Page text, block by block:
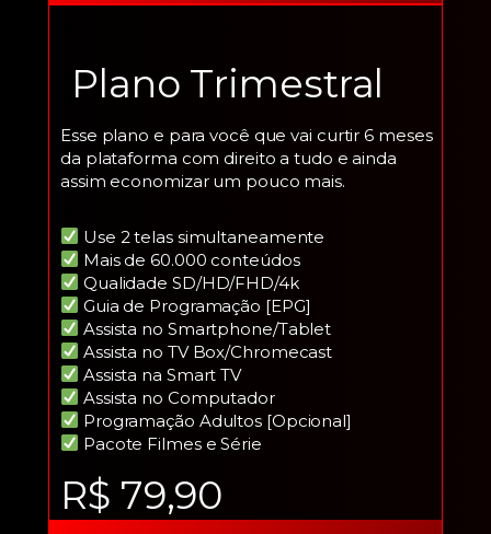
Plano Trimestral
Esse plano e para você que vai curtir 6 meses
da plataforma com direito a tudo e ainda
assim economizar um pouco mais.
Use 2 telas simultaneamente
Mais de 60.000 conteúdos
Qualidade SD/HD/FHD/4k
Guia de Programação [EPG]
Assista no Smartphone/Tablet
Assista no TV Box/Chromecast
Assista na Smart TV
Assista no Computador
Programação Adultos [Opcional]
Pacote Filmes e Série
R$ 79,90